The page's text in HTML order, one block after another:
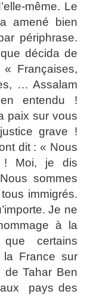
même. Le
amené bien
périphrase.
décida de
Françaises,
… Assalam
entendu !
paix sur vous
grave !
dit : « Nous
! Moi, je dis
Nous sommes
immigrés.
Je ne
à la
certains
la France sur
de Tahar Ben
pays des